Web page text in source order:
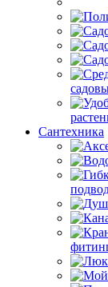
Сантехника